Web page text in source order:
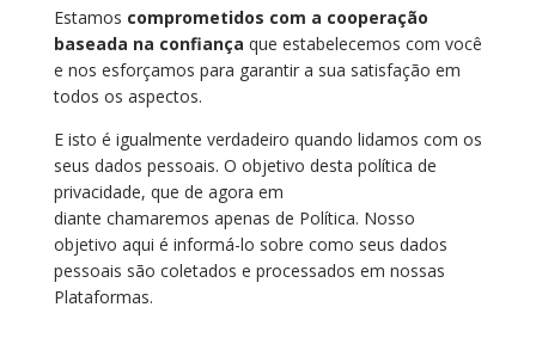
Estamos comprometidos com a cooperação
baseada na confiança que estabelecemos com você
e nos esforçamos para garantir a sua satisfação em
todos os aspectos.
E isto é igualmente verdadeiro quando lidamos com os
seus dados pessoais. O objetivo desta política de
privacidade, que de agora em
diante chamaremos apenas de Política. Nosso
objetivo aqui é informá-lo sobre como seus dados
pessoais são coletados e processados em nossas
Plataformas.